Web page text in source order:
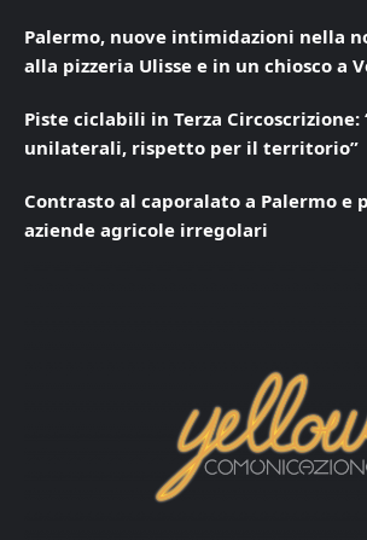
Palermo, nuove intimidazioni nella
alla pizzeria Ulisse e in un chiosco a
Piste ciclabili in Terza Circoscrizione:
unilaterali, rispetto per il territorio”
Contrasto al caporalato a Palermo e
aziende agricole irregolari